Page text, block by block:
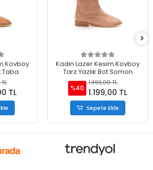
Kovboy
Taba
TL
Kadın Lazer Kesim Kovboy
Tarz Yazlık Bot Somon
%40
1.999,00 TL
1.199,00 TL
Sepete Ekle